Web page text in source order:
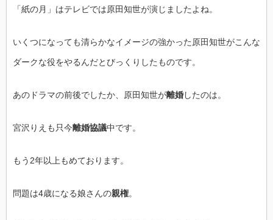
「紙の月」はテレビでは原田知世が演じましたよね。
いくつになっても清らかなイメージの強かった原田知世がこんな
ダークな役をやるんだとびっくりしたものです。
あのドラマの前後でしたか、原田知世が離婚したのは。
宮沢りえも只今離婚協議中です。
もう2年以上もめております。
問題は4歳になる娘さんの親権。